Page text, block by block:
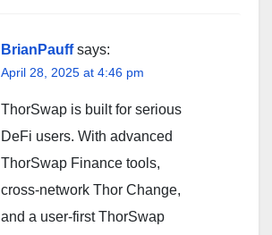
BrianPauff says:
April 28, 2025 at 4:46 pm
ThorSwap is built for serious
DeFi users. With advanced
ThorSwap Finance tools,
cross-network Thor Change,
and a user-first ThorSwap